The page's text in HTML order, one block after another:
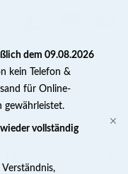
dem 09.08.2026
kein Telefon &
für Online-
gewährleistet.
vollständig